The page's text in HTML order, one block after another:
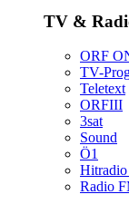
TV-
Teletext
ORFIII
3sat
Sound
Ö1